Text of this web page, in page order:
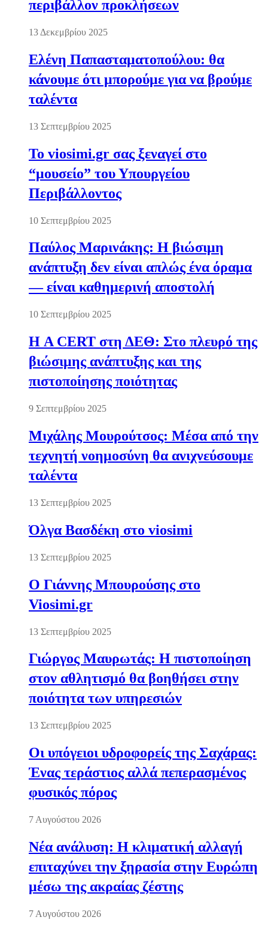
περιβάλλον προκλήσεων
13 Δεκεμβρίου 2025
Ελένη Παπασταματοπούλου: θα
κάνουμε ότι μπορούμε για να βρούμε
ταλέντα
13 Σεπτεμβρίου 2025
Το viosimi.gr σας ξεναγεί στο
“μουσείο” του Υπουργείου
Περιβάλλοντος
10 Σεπτεμβρίου 2025
Παύλος Μαρινάκης: Η βιώσιμη
ανάπτυξη δεν είναι απλώς ένα όραμα
— είναι καθημερινή αποστολή
10 Σεπτεμβρίου 2025
Η A CERT στη ΔΕΘ: Στο πλευρό της
βιώσιμης ανάπτυξης και της
πιστοποίησης ποιότητας
9 Σεπτεμβρίου 2025
Μιχάλης Μουρούτσος: Μέσα από την
τεχνητή νοημοσύνη θα ανιχνεύσουμε
ταλέντα
13 Σεπτεμβρίου 2025
Όλγα Βασδέκη στο viosimi
13 Σεπτεμβρίου 2025
Ο Γιάννης Μπουρούσης στο
Viosimi.gr
13 Σεπτεμβρίου 2025
Γιώργος Μαυρωτάς: Η πιστοποίηση
στον αθλητισμό θα βοηθήσει στην
ποιότητα των υπηρεσιών
13 Σεπτεμβρίου 2025
Οι υπόγειοι υδροφορείς της Σαχάρας:
Ένας τεράστιος αλλά πεπερασμένος
φυσικός πόρος
7 Αυγούστου 2026
Νέα ανάλυση: Η κλιματική αλλαγή
επιταχύνει την ξηρασία στην Ευρώπη
μέσω της ακραίας ζέστης
7 Αυγούστου 2026